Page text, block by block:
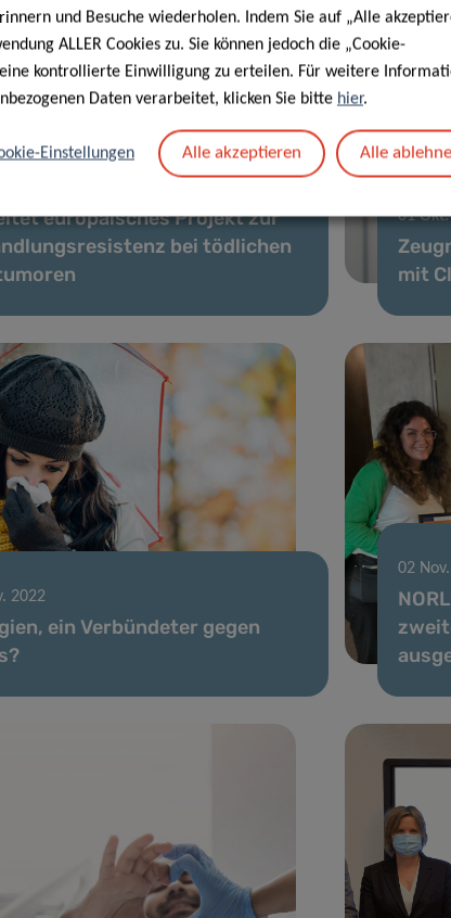
europäisches Projekt zur
bei tödlichen
01
mit
2022
ein Verbündeter gegen
02
und Besuche wiederholen. Indem Sie auf „Alle
ALLER Cookies zu. Sie können jedoch die „Cookie-
eine kontrollierte Einwilligung zu erteilen. Für weitere
Daten verarbeitet, klicken Sie bitte hier.
Einstellungen Alle akzeptieren Alle